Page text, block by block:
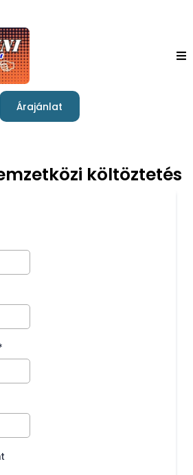
Árajánlat
költöztetés